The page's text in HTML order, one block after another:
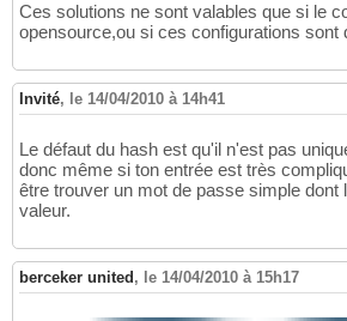
Ces solutions ne sont valables que si le
opensource,ou si ces configurations sont
Invité, le 14/04/2010 à 14h41
Le défaut du hash est qu'il n'est pas
donc même si ton entrée est très
être trouver un mot de passe simple dont
valeur.
berceker united , le 14/04/2010 à 15h17